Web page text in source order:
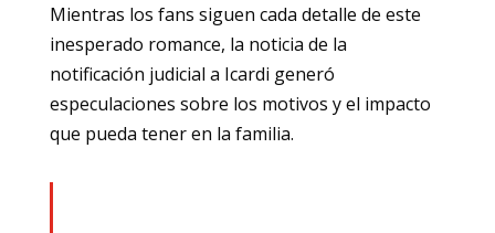
Mientras los fans siguen cada detalle de este
inesperado romance, la noticia de la
notificación judicial a Icardi generó
especulaciones sobre los motivos y el impacto
que pueda tener en la familia.